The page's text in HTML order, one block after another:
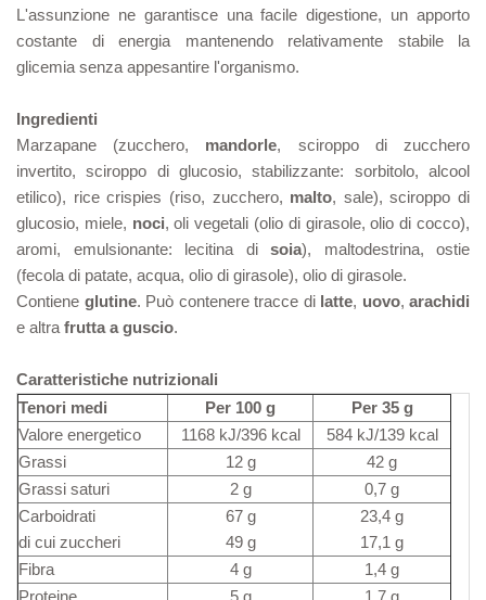
L'assunzione ne garantisce una facile digestione, un apporto
costante di energia mantenendo relativamente stabile la
glicemia senza appesantire l'organismo.
Ingredienti
Marzapane (zucchero, mandorle, sciroppo di zucchero
invertito, sciroppo di glucosio, stabilizzante: sorbitolo, alcool
etilico), rice crispies (riso, zucchero, malto, sale), sciroppo di
glucosio, miele, noci, oli vegetali (olio di girasole, olio di cocco),
aromi, emulsionante: lecitina di soia), maltodestrina, ostie
(fecola di patate, acqua, olio di girasole), olio di girasole.
Contiene glutine. Può contenere tracce di latte, uovo, arachidi
e altra frutta a guscio.
Caratteristiche nutrizionali
Tenori medi
Per 100 g
Per 35 g
Valore energetico
1168 kJ/396 kcal
584 kJ/139 kcal
Grassi
12 g
42 g
Grassi saturi
2 g
0,7 g
Carboidrati
di cui zuccheri
67 g
49 g
23,4 g
17,1 g
Fibra
4 g
1,4 g